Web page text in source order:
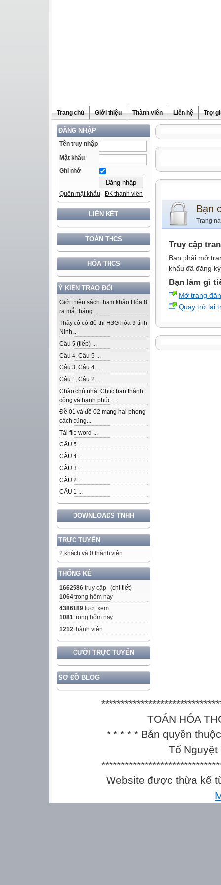
Trang chủ Giới thiệu Thành viên Liên hệ Trợ
ĐĂNG NHẬP
Tên truy nhập
Mật khẩu
Ghi nhớ
Quên mật khẩu ĐK thành viên
LIÊN KẾT
TOÁN THCS
HÓA THCS
Ý KIẾN TRAO ĐỔI
Giới thiệu sách tham khảo Hóa 8
ra mắt tháng...
Thầy cô có đề thi HSG hóa 9 tỉnh
Ninh...
Câu 5 (tiếp) ...
Câu 4, Câu 5 ...
Câu 3, Câu 4 ...
Câu 1, Câu 2 ...
Chào chủ nhà .Chúc bạn thành
công và hạnh phúc....
Đề 01 và đề 02 mang hai phong
cách cũng...
Tải file word ...
CÂU 5 ...
CÂU 4 ...
CÂU 3 ...
CÂU 2 ...
CÂU 1 ...
DOWNLOADS TNHH
TRỰC TUYẾN
2 khách và 0 thành viên
THỐNG KÊ
1662586 truy cập (chi tiết)
1064 trong hôm nay
4386189 lượt xem
1081 trong hôm nay
1212 thành viên
CƯỜI TRỰC TUYẾN
SƠ ĐỒ BLOG
Bạn
Trang
Truy cập
Bạn phải mở
khẩu đã đăng
Bạn làm gì
Mở trang
Quay trở lại
TOÁN HÓA
* * * * * Bản quyền
Tố Nguyệt
Website được thừa kế